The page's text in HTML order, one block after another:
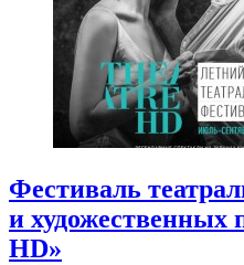
Фестиваль
и художественных
HD»